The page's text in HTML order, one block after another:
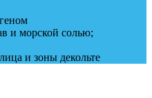
и морской солью;
и зоны декольте